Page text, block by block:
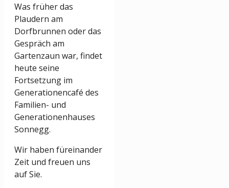
Was früher das
Plaudern am
Dorfbrunnen oder das
Gespräch am
Gartenzaun war, findet
heute seine
Fortsetzung im
Generationencafé des
Familien- und
Generationenhauses
Sonnegg.
Wir haben füreinander
Zeit und freuen uns
auf Sie.